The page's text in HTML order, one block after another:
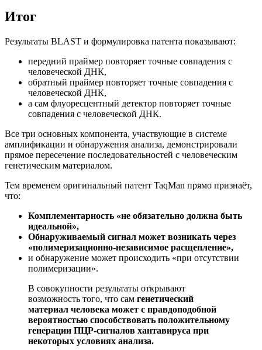
Итог
Результаты BLAST и формулировка патента показывают:
передний праймер повторяет точные совпадения с
человеческой ДНК,
обратный праймер повторяет точные совпадения с
человеческой ДНК,
а сам флуоресцентный детектор повторяет точные
совпадения с человеческой ДНК.
Все три основных компонента, участвующие в системе
амплификации и обнаружения анализа, демонстрировали
прямое пересечение последовательностей с человеческим
генетическим материалом.
Тем временем оригинальный патент TaqMan прямо признаёт,
что:
Комплементарность «не обязательно должна быть
идеальной»,
Обнаруживаемый сигнал может возникать через
«полимеризационно-независимое расщепление»,
и обнаружение может происходить «при отсутствии
полимеризации».
В совокупности результаты открывают
возможность того, что сам генетический
материал человека может с правдоподобной
вероятностью способствовать положительному
генерации ПЦР-сигналов хантавируса при
некоторых условиях анализа.